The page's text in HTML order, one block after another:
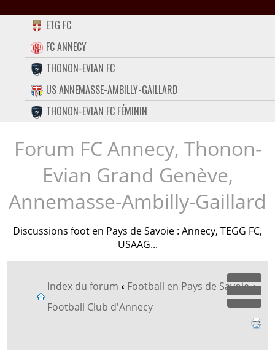
ACCUEIL
FORUM
CONTACT
FACEBOOK
TWITTER
INSTAGRAM
ETG FC
FC ANNECY
THONON-EVIAN FC
US ANNEMASSE-AMBILLY-GAILLARD
THONON-EVIAN FC FÉMININ
Forum FC Annecy, Thonon-
Evian Grand Genève,
Annemasse-Ambilly-Gaillard
Discussions foot en Pays de Savoie : Annecy, TEGG FC,
USAAG...
Index du forum ‹ Football en Pays de Savoie‹
Football Club d'Annecy